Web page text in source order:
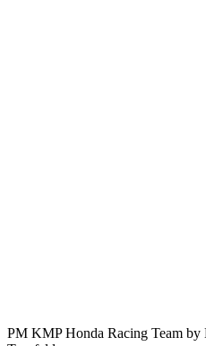
PM KMP Honda Racing Team